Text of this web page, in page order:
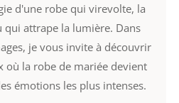
d'une robe qui virevolte, la
qui attrape la lumière. Dans
je vous invite à découvrir
où la robe de mariée devient
émotions les plus intenses.